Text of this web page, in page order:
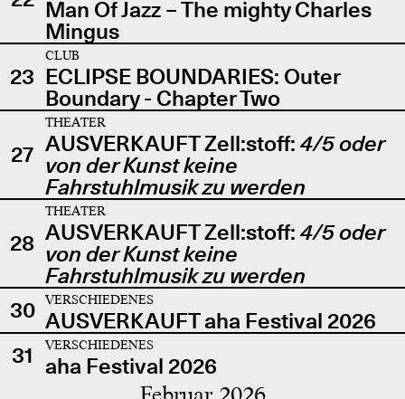
Man Of Jazz – The mighty Charles
Mingus
23
CLUB
ECLIPSE BOUNDARIES: Outer
Boundary - Chapter Two
27
THEATER
AUSVERKAUFT Zell:stoff: 4/5 oder
von der Kunst keine
Fahrstuhlmusik zu werden
28
THEATER
AUSVERKAUFT Zell:stoff: 4/5 oder
von der Kunst keine
Fahrstuhlmusik zu werden
30
VERSCHIEDENES
AUSVERKAUFT aha Festival 2026
31
VERSCHIEDENES
aha Festival 2026
Februar 2026